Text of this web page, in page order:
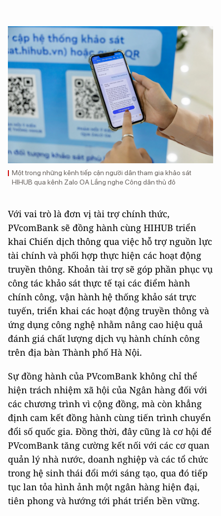
Một trong những kênh tiếp cận người dân tham gia khảo sát
HIHUB qua kênh Zalo OA Lắng nghe Công dân thủ đô
Với vai trò là đơn vị tài trợ chính thức,
PVcomBank sẽ đồng hành cùng HIHUB triển
khai Chiến dịch thông qua việc hỗ trợ nguồn lực
tài chính và phối hợp thực hiện các hoạt động
truyền thông. Khoản tài trợ sẽ góp phần phục vụ
công tác khảo sát thực tế tại các điểm hành
chính công, vận hành hệ thống khảo sát trực
tuyến, triển khai các hoạt động truyền thông và
ứng dụng công nghệ nhằm nâng cao hiệu quả
đánh giá chất lượng dịch vụ hành chính công
trên địa bàn Thành phố Hà Nội.
Sự đồng hành của PVcomBank không chỉ thể
hiện trách nhiệm xã hội của Ngân hàng đối với
các chương trình vì cộng đồng, mà còn khẳng
định cam kết đồng hành cùng tiến trình chuyển
đổi số quốc gia. Đồng thời, đây cũng là cơ hội để
PVcomBank tăng cường kết nối với các cơ quan
quản lý nhà nước, doanh nghiệp và các tổ chức
trong hệ sinh thái đổi mới sáng tạo, qua đó tiếp
tục lan tỏa hình ảnh một ngân hàng hiện đại,
tiên phong và hướng tới phát triển bền vững.